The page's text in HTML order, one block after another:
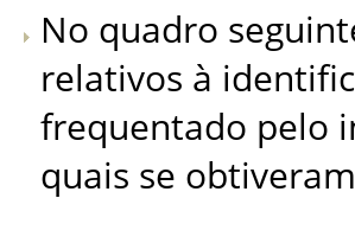
No quadro
relativos à
frequentado pelo
quais se